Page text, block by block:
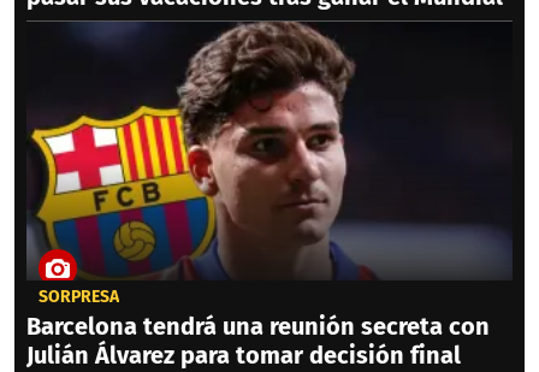
SORPRESA
Barcelona tendrá una reunión secreta con
Julián Álvarez para tomar decisión final